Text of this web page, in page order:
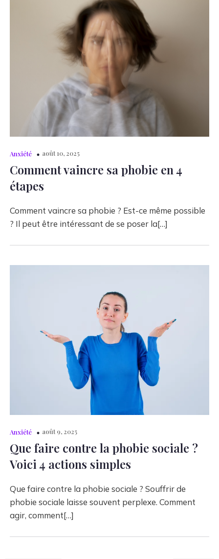
Anxiété août 10, 2025
Comment vaincre sa phobie en 4
étapes
Comment vaincre sa phobie ? Est-ce même possible
? Il peut être intéressant de se poser la[…]
Anxiété août 9, 2025
Que faire contre la phobie sociale ?
Voici 4 actions simples
Que faire contre la phobie sociale ? Souffrir de
phobie sociale laisse souvent perplexe. Comment
agir, comment[…]